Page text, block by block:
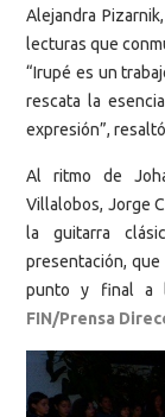
Alejandra
lecturas que
“Irupé es un
rescata la
expresión”,
Al ritmo de
Villalobos, Jorge
la guitarra
presentación,
punto y final a
FIN/Prensa